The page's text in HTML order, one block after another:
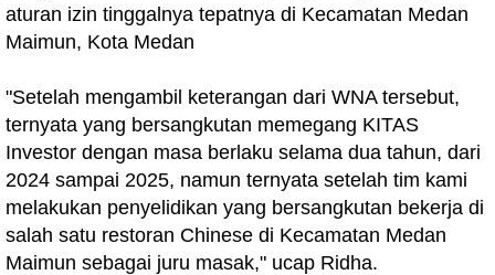
aturan izin tinggalnya tepatnya di Kecamatan Medan
Maimun, Kota Medan
"Setelah mengambil keterangan dari WNA tersebut,
ternyata yang bersangkutan memegang KITAS
Investor dengan masa berlaku selama dua tahun, dari
2024 sampai 2025, namun ternyata setelah tim kami
melakukan penyelidikan yang bersangkutan bekerja di
salah satu restoran Chinese di Kecamatan Medan
Maimun sebagai juru masak," ucap Ridha.